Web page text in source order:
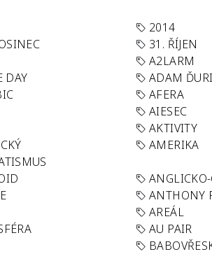
2014
31. ŘÍJEN
A2LARM
DAY
ADAM
AFERA
AIESEC
AKTIVITY
AMERIKA
ANTHONY
AREÁL
AU PAIR